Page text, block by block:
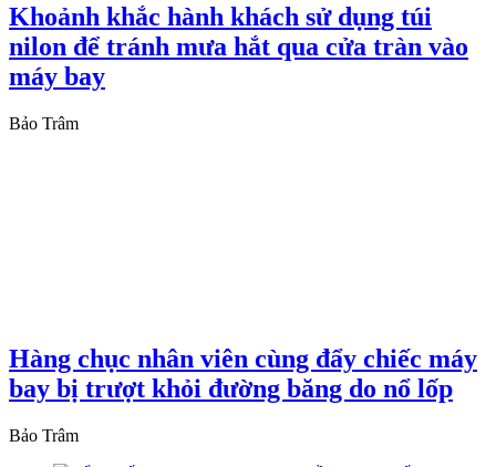
Khoảnh khắc hành khách sử dụng túi
nilon để tránh mưa hắt qua cửa tràn vào
máy bay
Bảo Trâm
Hàng chục nhân viên cùng đẩy chiếc máy
bay bị trượt khỏi đường băng do nổ lốp
Bảo Trâm